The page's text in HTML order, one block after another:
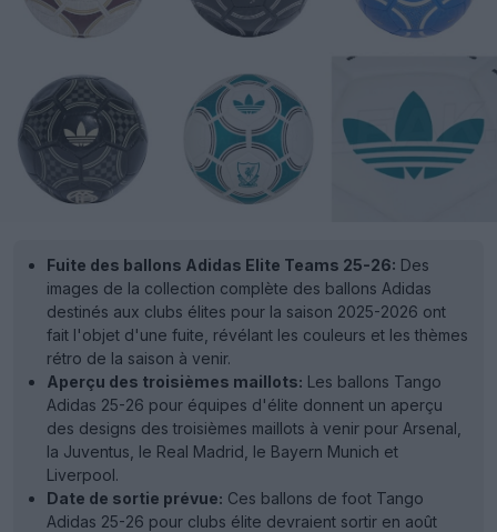
Fuite des ballons Adidas Elite Teams 25-26: Des
images de la collection complète des ballons Adidas
destinés aux clubs élites pour la saison 2025-2026 ont
fait l'objet d'une fuite, révélant les couleurs et les thèmes
rétro de la saison à venir.
Aperçu des troisièmes maillots: Les ballons Tango
Adidas 25-26 pour équipes d'élite donnent un aperçu
des designs des troisièmes maillots à venir pour Arsenal,
la Juventus, le Real Madrid, le Bayern Munich et
Liverpool.
Date de sortie prévue: Ces ballons de foot Tango
Adidas 25-26 pour clubs élite devraient sortir en août